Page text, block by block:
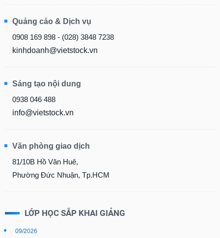
Quảng cáo & Dịch vụ
0908 169 898 - (028) 3848 7238
kinhdoanh@vietstock.vn
Sáng tạo nội dung
0938 046 488
info@vietstock.vn
Văn phòng giao dịch
81/10B Hồ Văn Huê,
Phường Đức Nhuận, Tp.HCM
LỚP HỌC SẮP KHAI GIẢNG
09/2026